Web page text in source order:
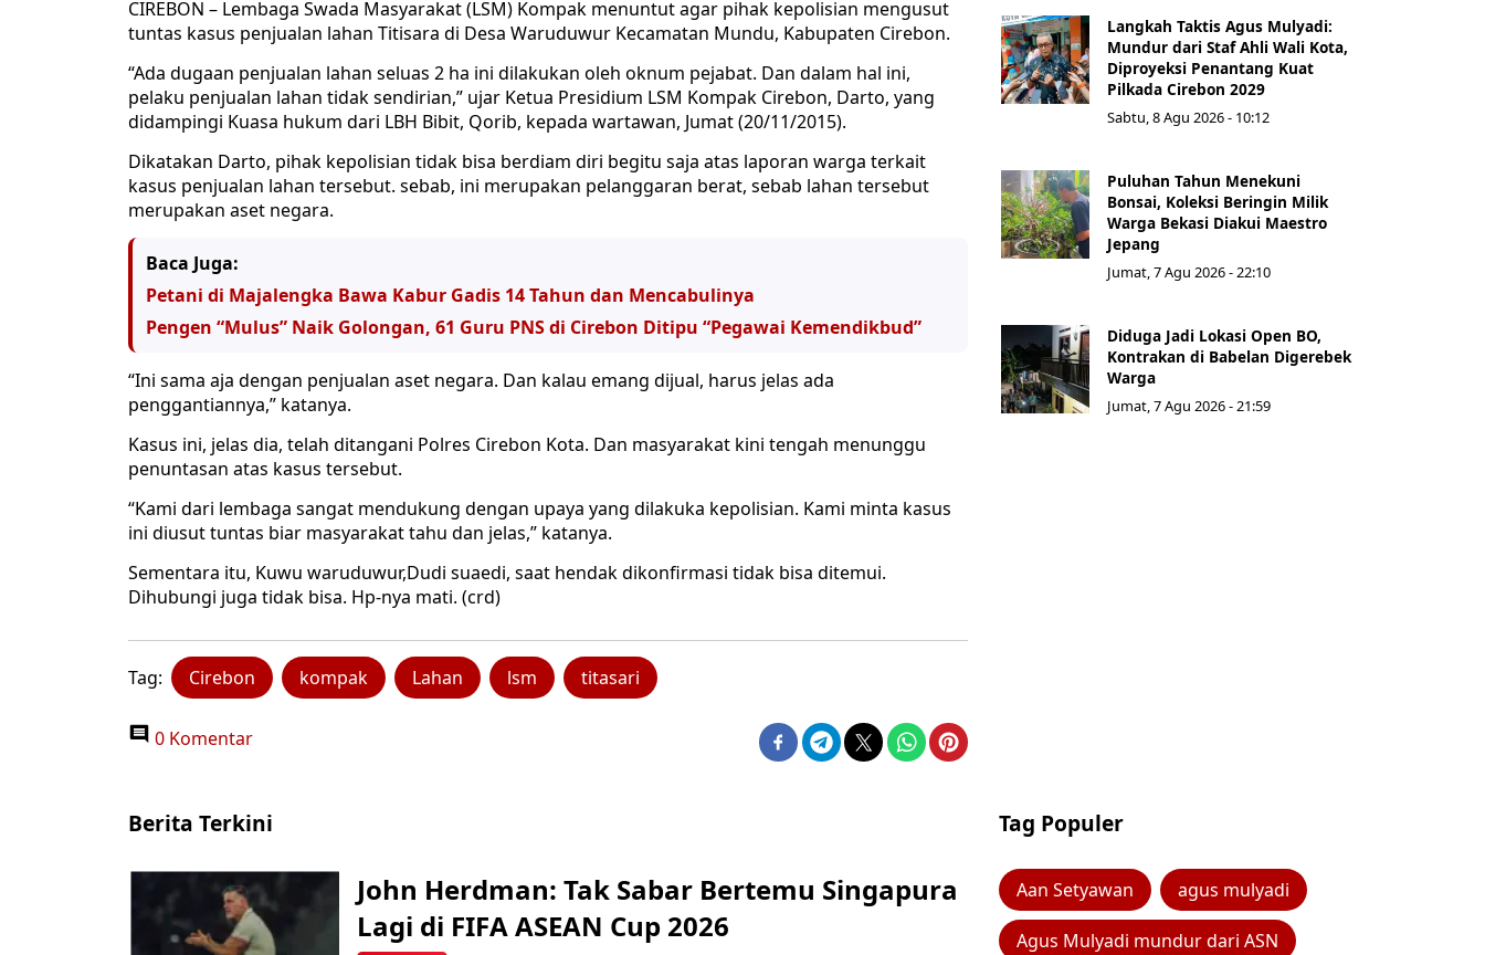
CIREBON – Lembaga Swada Masyarakat (LSM) Kompak menuntut agar pihak kepolisian mengusut
tuntas kasus penjualan lahan Titisara di Desa Waruduwur Kecamatan Mundu, Kabupaten Cirebon.
“Ada dugaan penjualan lahan seluas 2 ha ini dilakukan oleh oknum pejabat. Dan dalam hal ini,
pelaku penjualan lahan tidak sendirian,” ujar Ketua Presidium LSM Kompak Cirebon, Darto, yang
didampingi Kuasa hukum dari LBH Bibit, Qorib, kepada wartawan, Jumat (20/11/2015).
Dikatakan Darto, pihak kepolisian tidak bisa berdiam diri begitu saja atas laporan warga terkait
kasus penjualan lahan tersebut. sebab, ini merupakan pelanggaran berat, sebab lahan tersebut
merupakan aset negara.
Baca Juga:
Petani di Majalengka Bawa Kabur Gadis 14 Tahun dan Mencabulinya
Pengen “Mulus” Naik Golongan, 61 Guru PNS di Cirebon Ditipu “Pegawai Kemendikbud”
“Ini sama aja dengan penjualan aset negara. Dan kalau emang dijual, harus jelas ada
penggantiannya,” katanya.
Kasus ini, jelas dia, telah ditangani Polres Cirebon Kota. Dan masyarakat kini tengah menunggu
penuntasan atas kasus tersebut.
“Kami dari lembaga sangat mendukung dengan upaya yang dilakuka kepolisian. Kami minta kasus
ini diusut tuntas biar masyarakat tahu dan jelas,” katanya.
Sementara itu, Kuwu waruduwur,Dudi suaedi, saat hendak dikonfirmasi tidak bisa ditemui.
Dihubungi juga tidak bisa. Hp-nya mati. (crd)
Tag: Cirebon kompak Lahan lsm titasari
0 Komentar
Langkah Taktis Agus Mulyadi:
Mundur dari Staf Ahli Wali Kota,
Diproyeksi Penantang Kuat
Pilkada Cirebon 2029
Sabtu, 8 Agu 2026 - 10:12
Puluhan Tahun Menekuni
Bonsai, Koleksi Beringin Milik
Warga Bekasi Diakui Maestro
Jepang
Jumat, 7 Agu 2026 - 22:10
Diduga Jadi Lokasi Open BO,
Kontrakan di Babelan Digerebek
Warga
Jumat, 7 Agu 2026 - 21:59
Berita Terkini
John Herdman: Tak Sabar Bertemu Singapura
Lagi di FIFA ASEAN Cup 2026
Tag Populer
Aan Setyawan agus mulyadi
Agus Mulyadi mundur dari ASN